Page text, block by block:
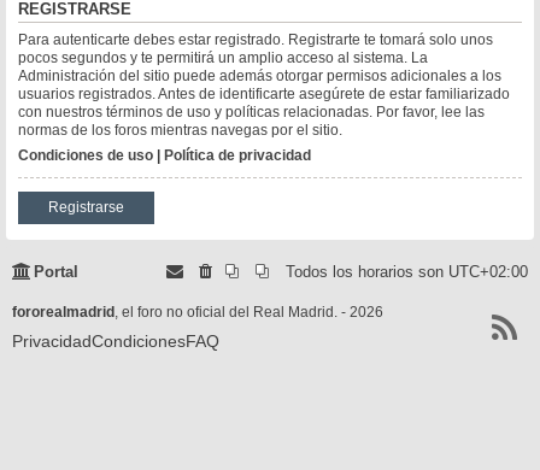
REGISTRARSE
Para autenticarte debes estar registrado. Registrarte te tomará solo unos
pocos segundos y te permitirá un amplio acceso al sistema. La
Administración del sitio puede además otorgar permisos adicionales a los
usuarios registrados. Antes de identificarte asegúrete de estar familiarizado
con nuestros términos de uso y políticas relacionadas. Por favor, lee las
normas de los foros mientras navegas por el sitio.
Condiciones de uso | Política de privacidad
Registrarse
Portal Todos los horarios son UTC+02:00
fororealmadrid , el foro no oficial del Real Madrid. - 2026
PrivacidadCondicionesFAQ